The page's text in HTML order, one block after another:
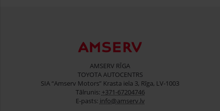
AMSERV RĪGA
TOYOTA AUTOCENTRS
SIA “Amserv Motors” Krasta iela 3, Rīga, LV-1003
Tālrunis: +371-67204746
E-pasts: info@amserv.lv